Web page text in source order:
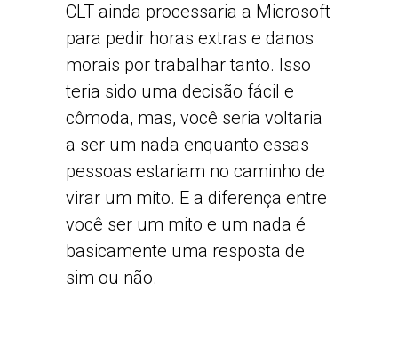
CLT ainda processaria a Microsoft
para pedir horas extras e danos
morais por trabalhar tanto. Isso
teria sido uma decisão fácil e
cômoda, mas, você seria voltaria
a ser um nada enquanto essas
pessoas estariam no caminho de
virar um mito. E a diferença entre
você ser um mito e um nada é
basicamente uma resposta de
sim ou não.